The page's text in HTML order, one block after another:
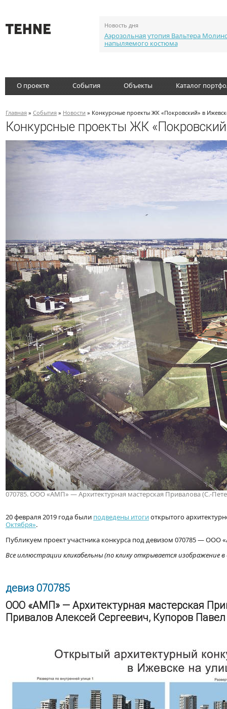
Новость дня
Аэрозольная утопия Вальтера
напыляемого костюма
О проекте События Объекты Каталог
Главная » События » Новости » Конкурсные проекты ЖК «Покровский» в
Конкурсные проекты ЖК
070785. ООО «АМП» — Архитектурная мастерская Привалова (С.-
20 февраля 2019 года были подведены итогиоткрытого
Октября».
Публикуем проект участника конкурса под девизом 070785 — ООО
Все иллюстрации кликабельны (по клику открывается изображение
девиз 070785
ООО «АМП» — Архитектурная мастерская
Привалов Алексей Сергеевич, Купоров